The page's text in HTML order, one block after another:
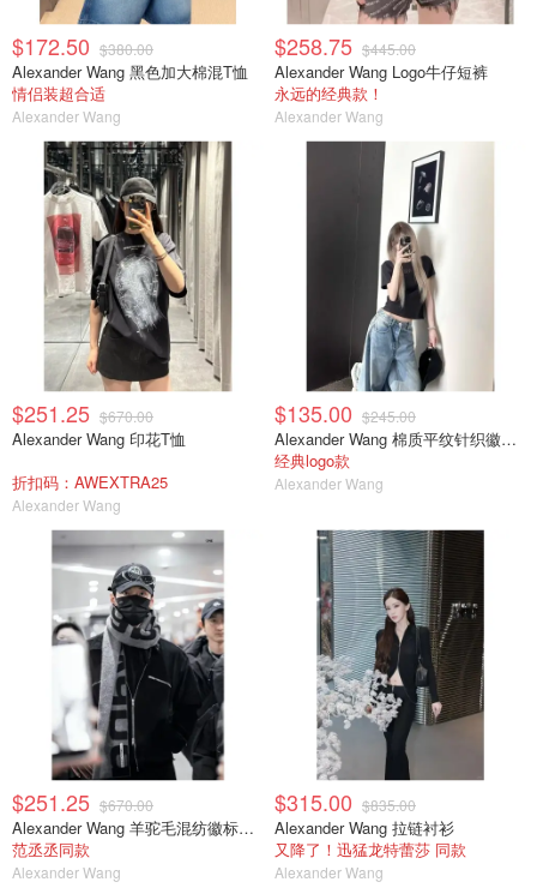
$172.50 $380.00
Alexander Wang 黑色加大棉混T恤
情侣装超合适
Alexander Wang
$258.75 $445.00
Alexander Wang Logo牛仔短裤
永远的经典款！
Alexander Wang
$251.25 $670.00
Alexander Wang 印花T恤
折扣码：AWEXTRA25
Alexander Wang
$135.00 $245.00
Alexander Wang 棉质平纹针织徽标T恤
经典logo款
Alexander Wang
$251.25 $670.00
Alexander Wang 羊驼毛混纺徽标围巾
范丞丞同款
Alexander Wang
$315.00 $835.00
Alexander Wang 拉链衬衫
又降了！迅猛龙特蕾莎 同款
Alexander Wang